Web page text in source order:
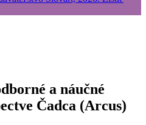
a náučné
Čadca (Arcus)